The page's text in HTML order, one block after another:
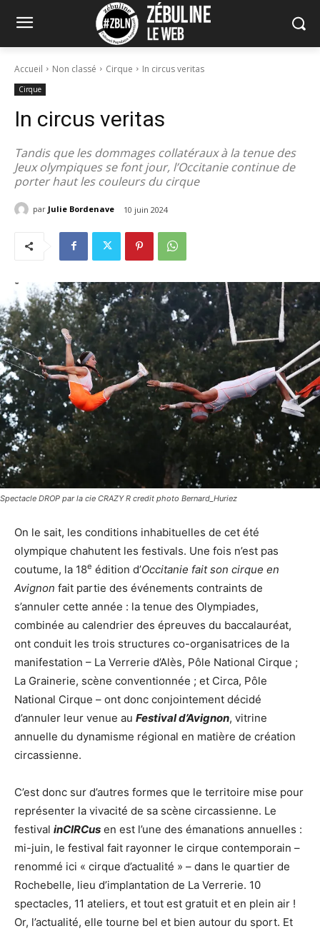
Accueil Non classé Cirque In circus veritas
Cirque
In circus veritas
Tandis que les dommages collatéraux à la tenue des
Jeux olympiques se font jour, l’Occitanie continue de
porter haut les couleurs du cirque
par Julie Bordenave 10 juin 2024
Spectacle DROP par la cie CRAZY R credit photo Bernard_Huriez
On le sait, les conditions inhabituelles de cet été
olympique chahutent les festivals. Une fois n’est pas
coutume, la 18e édition d’Occitanie fait son cirque en
Avignon fait partie des événements contraints de
s’annuler cette année : la tenue des Olympiades,
combinée au calendrier des épreuves du baccalauréat,
ont conduit les trois structures co-organisatrices de la
manifestation – La Verrerie d’Alès, Pôle National Cirque ;
La Grainerie, scène conventionnée ; et Circa, Pôle
National Cirque – ont donc conjointement décidé
d’annuler leur venue au Festival d’Avignon, vitrine
annuelle du dynamisme régional en matière de création
circassienne.
C’est donc sur d’autres formes que le territoire mise pour
représenter la vivacité de sa scène circassienne. Le
festival inCIRCus en est l’une des émanations annuelles :
mi-juin, le festival fait rayonner le cirque contemporain –
renommé ici « cirque d’actualité » – dans le quartier de
Rochebelle, lieu d’implantation de La Verrerie. 10
spectacles, 11 ateliers, et tout est gratuit et en plein air !
Or, l’actualité, elle tourne bel et bien autour du sport. Et